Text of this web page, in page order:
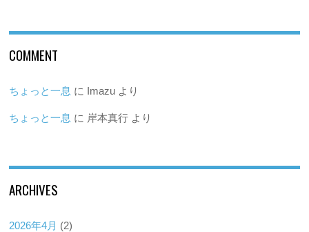
COMMENT
ちょっと一息 に Imazu より
ちょっと一息 に 岸本真行 より
ARCHIVES
2026年4月 (2)